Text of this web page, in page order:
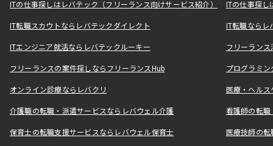
ITの仕事探しはレバテック（フリーランス向けサービス紹介） ITの仕事探
IT転職スカウトならレバテックダイレクト IT転職なら
ITエンジニア就活ならレバテックルーキー フリーラン
フリーランスの案件探しならフリーランスHub プログラミ
オンライン診療ならレバクリ 医療・ヘル
介護職の転職・派遣サービスならレバウェル介護 看護師の転
保育士の転職支援サービスならレバウェル保育士 医療技師の